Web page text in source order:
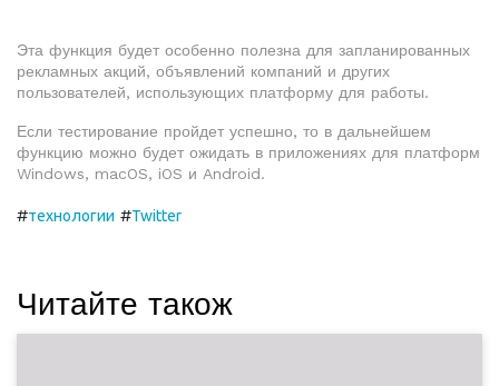
Эта функция будет особенно полезна для запланированных
рекламных акций, объявлений компаний и других
пользователей, использующих платформу для работы.
Если тестирование пройдет успешно, то в дальнейшем
функцию можно будет ожидать в приложениях для платформ
Windows, macOS, iOS и Android.
#технологии #Twitter
Читайте також